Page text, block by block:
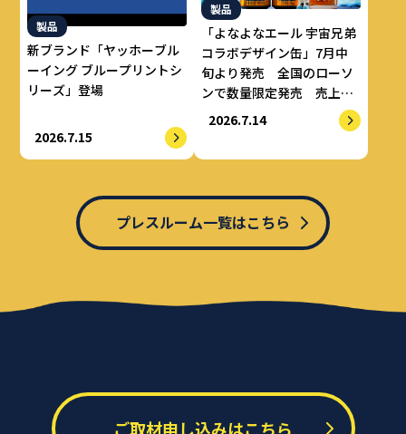
製品
新ブランド「ヤッホーブル
ーイング ブループリントシ
リーズ」登場
2026.7.15
製品
「よなよなエール 宇宙兄弟
コラボデザイン缶」7月中
旬より発売 全国のローソ
ンで数量限定発売 売上の
一部をALS治療研究費とし
2026.7.14
プレスルーム一覧はこちら
ご取材申し込みはこちら